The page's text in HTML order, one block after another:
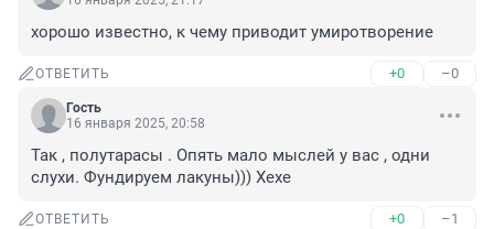
хорошо известно, к чему приводит умиротворение
ОТВЕТИТЬ +0 –0
Гость
16 января 2025, 20:58
Так , полутарасы . Опять мало мыслей у вас , одни
слухи. Фундируем лакуны))) Хехе
ОТВЕТИТЬ +0 –1